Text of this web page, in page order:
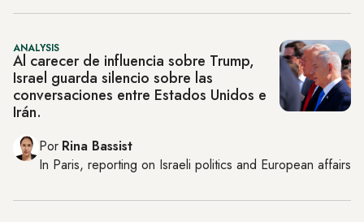
ANALYSIS
Al carecer de influencia sobre Trump,
Israel guarda silencio sobre las
conversaciones entre Estados Unidos e
Irán.
Por Rina Bassist
In Paris, reporting on Israeli politics and European affairs